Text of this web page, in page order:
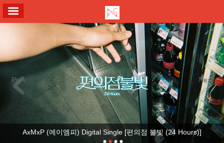
Previous Next
AxMxP (에이엠피) Digital Single [편의점 불빛 (24 Hours)]